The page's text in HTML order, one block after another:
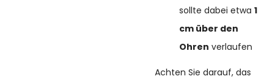
sollte dabei etwa1
cm über den
Ohren verlaufen
Achten Sie darauf, das